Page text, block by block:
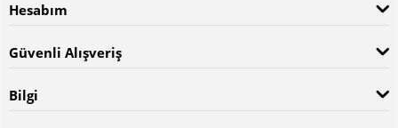
Hesabım
Güvenli Alışveriş
Bilgi